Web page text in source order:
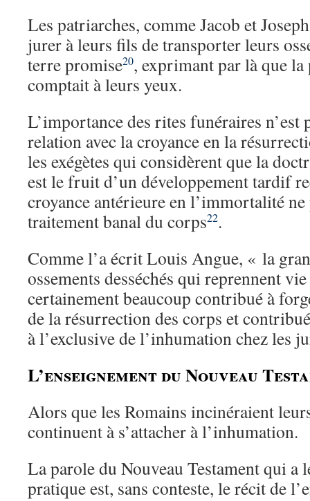
Les patriarches, comme Jacob et
jurer à leurs fils de transporter leurs
terre promise20, exprimant par là que
comptait à leurs yeux.
L’importance des rites funéraires n’est
relation avec la croyance en la
les exégètes qui considèrent que la
est le fruit d’un développement tardif
croyance antérieure en l’immortalité
traitement banal du corps22.
Comme l’a écrit Louis Angue, « la
ossements desséchés qui reprennent
certainement beaucoup contribué à
de la résurrection des corps et
à l’exclusive de l’inhumation chez les
L’enseignement du Nouveau
Alors que les Romains incinéraient
continuent à s’attacher à l’inhumation.
La parole du Nouveau Testament qui a
pratique est, sans conteste, le récit de